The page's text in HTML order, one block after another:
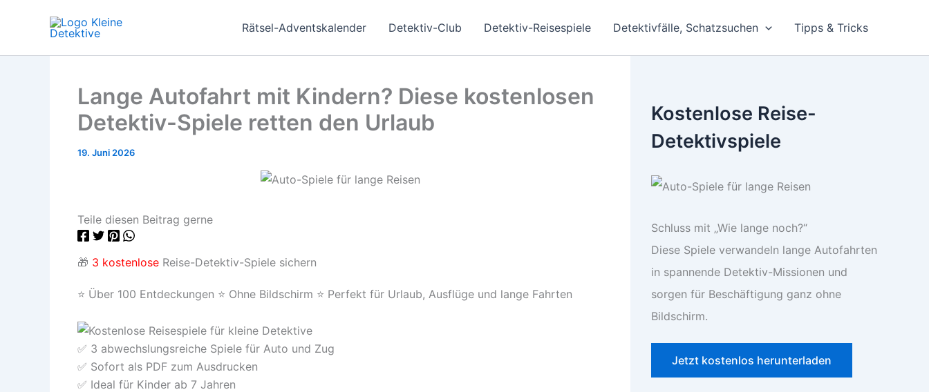
Rätsel-Adventskalender Detektiv-Club Detektiv-Reisespiele Detektivfälle, Schatzsuchen Tipps & Tricks
Lange Autofahrt mit Kindern? Diese kostenlosen
Detektiv-Spiele retten den Urlaub
19. Juni 2026
Teile diesen Beitrag gerne
🎁 3 kostenlose Reise-Detektiv-Spiele sichern
⭐ Über 100 Entdeckungen ⭐ Ohne Bildschirm ⭐ Perfekt für Urlaub, Ausflüge und lange Fahrten
✅ 3 abwechslungsreiche Spiele für Auto und Zug
✅ Sofort als PDF zum Ausdrucken
✅ Ideal für Kinder ab 7 Jahren
Kostenlose Reise-
Detektivspiele
Schluss mit „Wie lange noch?“
Diese Spiele verwandeln lange Autofahrten
in spannende Detektiv-Missionen und
sorgen für Beschäftigung ganz ohne
Bildschirm.
Jetzt kostenlos herunterladen